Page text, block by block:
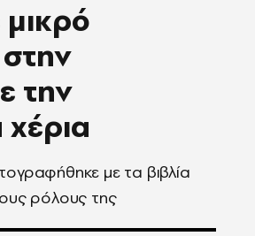
την
με τα βιβλία
ρόλους της